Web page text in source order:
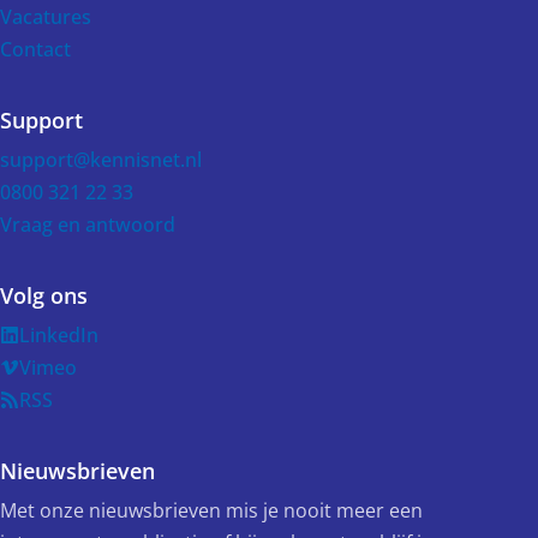
Vacatures
Contact
Support
support@kennisnet.nl
0800 321 22 33
Vraag en antwoord
Volg ons
LinkedIn
Vimeo
RSS
Nieuwsbrieven
Met onze nieuwsbrieven mis je nooit meer een